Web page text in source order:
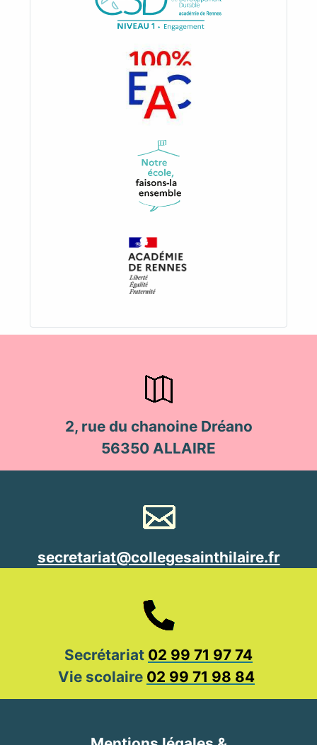
2, rue du chanoine Dréano
56350 ALLAIRE
secretariat@collegesainthilaire.fr
Secrétariat 02 99 71 97 74
Vie scolaire 02 99 71 98 84